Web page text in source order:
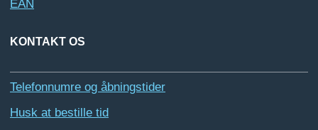
EAN
KONTAKT OS
Telefonnumre og åbningstider
Husk at bestille tid